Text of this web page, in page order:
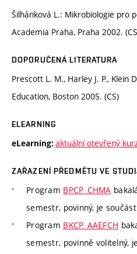
Šilhánková L.: Mikrobiologie pro
Academia Praha, Praha 2002.
DOPORUČENÁ LITERATURA
Prescott L. M., Harley J. P., Klein
Education, Boston 2005. (CS)
ELEARNING
eLearning: aktuální otevřený
ZAŘAZENÍ PŘEDMĚTU VE
Program BPCP_CHMA
semestr, povinný, je
Program BKCP_AAEFCH
semestr, povinně volitelný,